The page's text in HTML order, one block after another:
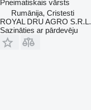
Pneimatiskais vārsts
Rumānija, Cristesti
ROYAL DRU AGRO S.R.L.
Sazināties ar pārdevēju